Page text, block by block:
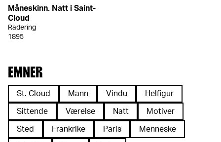
Måneskinn. Natt i Saint-
Cloud
Radering
1895
EMNER
St. Cloud Mann Vindu Helfigur
Sittende Værelse Natt Motiver
Sted Frankrike Paris Menneske